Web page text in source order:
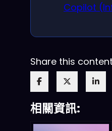
Copilot
Share this
相關資訊: